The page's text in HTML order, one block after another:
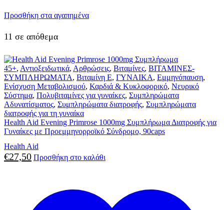
Προσθήκη στα αγαπημένα
11 σε απόθεμα
45+, Αντιοξειδωτικά, Αρθρώσεις, Βιταμίνες, ΒΙΤΑΜΙΝΕΣ-
ΣΥΜΠΛΗΡΩΜΑΤΑ, Βιταμίνη E, ΓΥΝΑΙΚΑ, Εμμηνόπαυση,
Ενίσχυση Μεταβολισμού, Καρδιά & Κυκλοφορικό, Νευρικό
Σύστημα, Πολυβιταμίνες για γυναίκες, Συμπληρώματα
Αδυνατίσματος, Συμπληρώματα διατροφής, Συμπληρώματα
διατροφής για τη γυναίκα
Health Aid Evening Primrose 1000mg Συμπλήρωμα Διατροφής για
Γυναίκες με Προεμμηνορροϊκό Σύνδρομο, 90caps
Health Aid
€27,50 Προσθήκη στο καλάθι